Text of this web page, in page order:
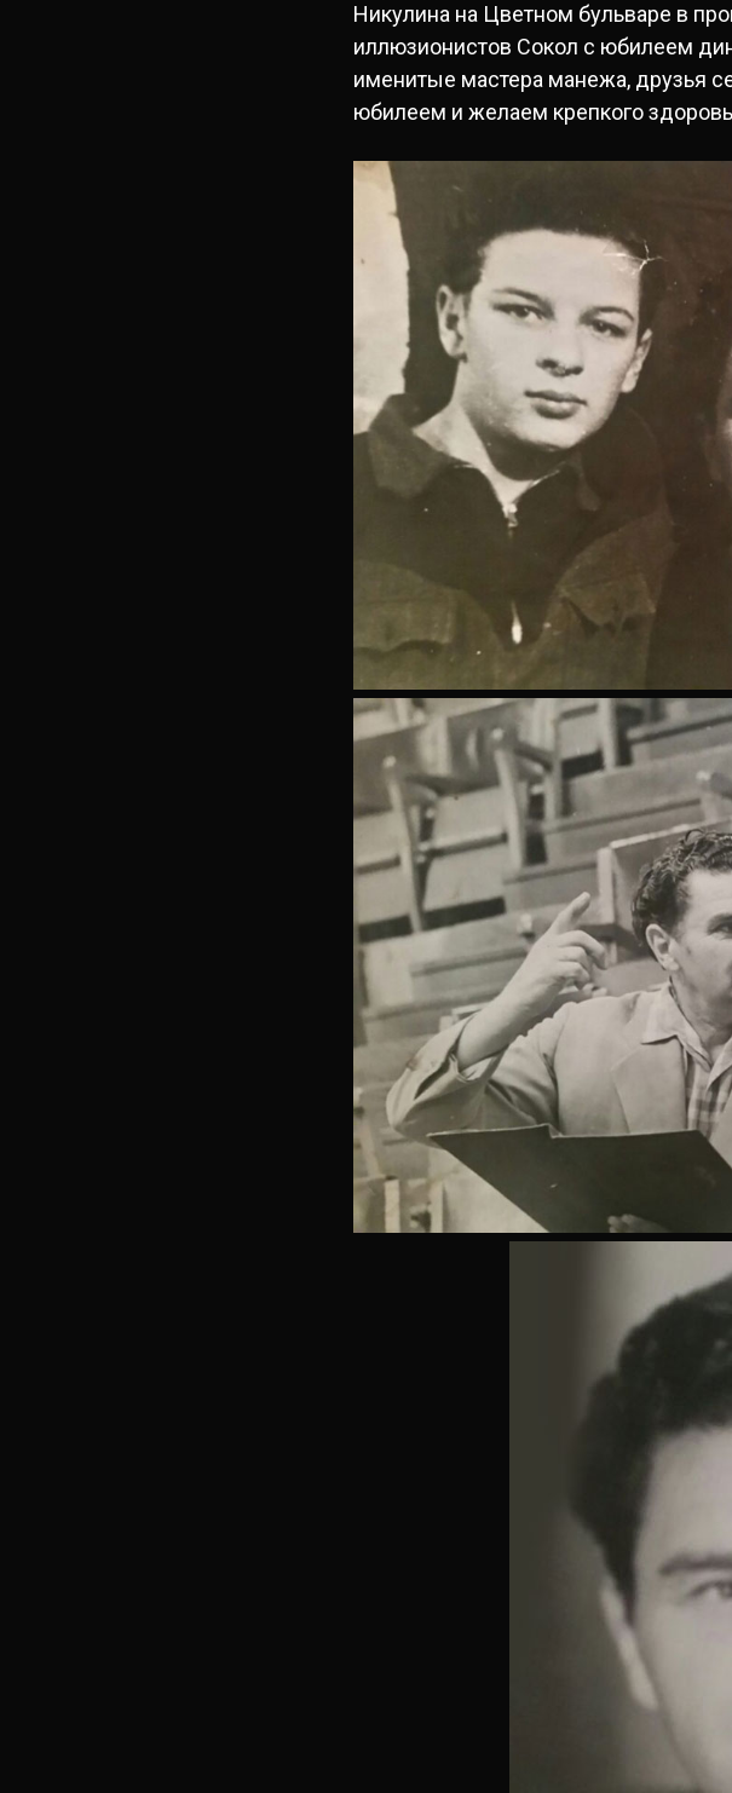
Никулина на Цветном бульваре в
иллюзионистов Сокол с юбилеем
именитые мастера манежа, друзья
юбилеем и желаем крепкого